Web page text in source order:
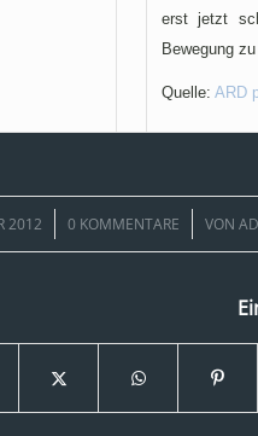
erst jetzt
Bewegung
Quelle: ARD
2012 0 KOMMENTARE
/ VON